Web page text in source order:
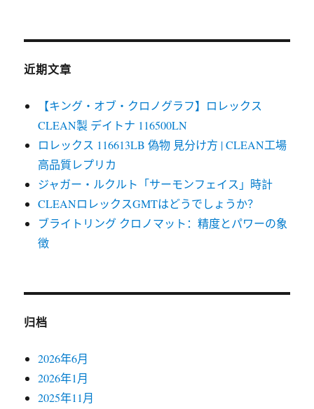
近期文章
【キング・オブ・クロノグラフ】ロレックス
CLEAN製 デイトナ 116500LN
ロレックス 116613LB 偽物 見分け方 | CLEAN工場
高品質レプリカ
ジャガー・ルクルト「サーモンフェイス」時計
CLEANロレックスGMTはどうでしょうか？
ブライトリング クロノマット：精度とパワーの象
徴
归档
2026年6月
2026年1月
2025年11月